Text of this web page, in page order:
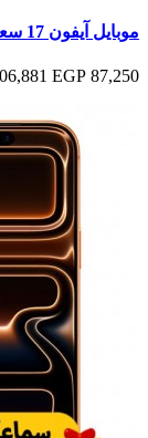
موبايل آيفون 17 سعة 512جيجابايت بضمان ABM
87,250 EGP
EGP